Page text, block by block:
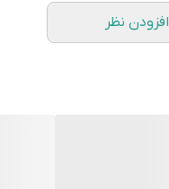
افزودن نظر